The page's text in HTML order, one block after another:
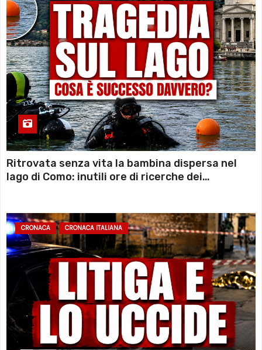
Ritrovata senza vita la bambina dispersa nel
lago di Como: inutili ore di ricerche dei
CRONACA CRONACA ITALIANA